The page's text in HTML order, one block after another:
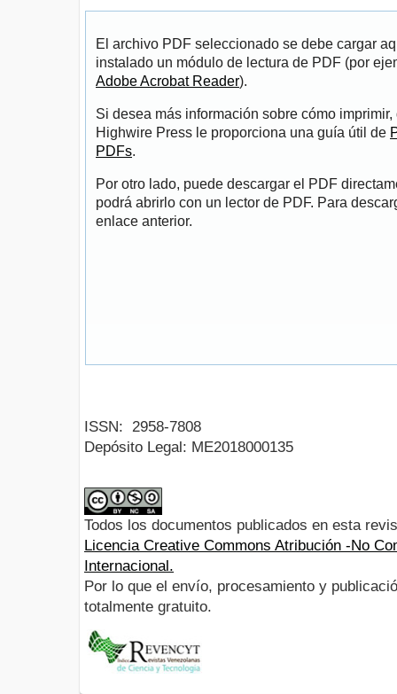
El archivo PDF seleccionado se debe cargar
instalado un módulo de lectura de PDF (por
Adobe Acrobat Reader).
Si desea más información sobre cómo
Highwire Press le proporciona una guía útil de
PDFs.
Por otro lado, puede descargar el PDF
podrá abrirlo con un lector de PDF. Para
enlace anterior.
ISSN: 2958-7808
Depósito Legal: ME2018000135
Todos los documentos publicados en esta
Licencia Creative Commons Atribución -No
Internacional.
Por lo que el envío, procesamiento y
totalmente gratuito.